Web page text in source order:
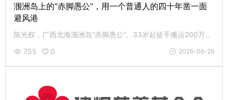
涠洲岛上的“赤脚愚公”，用一个普通人的四十年凿一面
避风港
陈光权，广西北海涠洲岛“赤脚愚公”。33岁起徒手搬运200万块石头，用四十年凿出避风港马拉港，守护数百渔民。如今73岁，牙齿掉光、关节变形，仍义务守护。致敬这位用脊梁扛起港口的人，让行善的路越走越宽。
755
0 2026-06-29